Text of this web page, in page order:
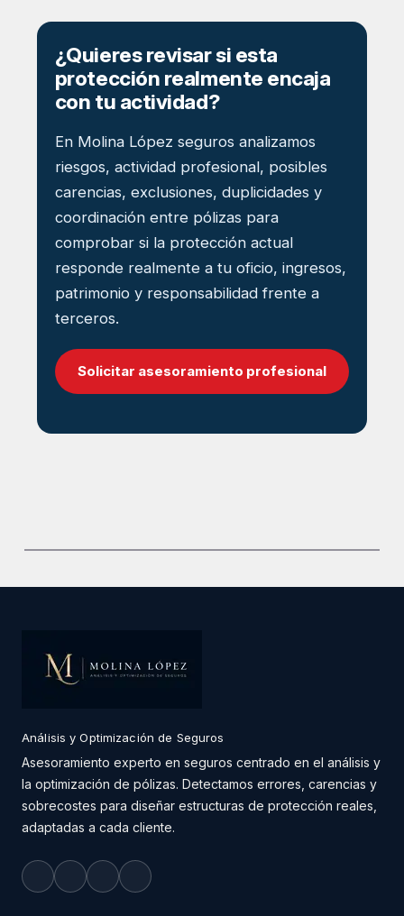
¿Quieres revisar si esta
protección realmente encaja
con tu actividad?
En Molina López seguros analizamos
riesgos, actividad profesional, posibles
carencias, exclusiones, duplicidades y
coordinación entre pólizas para
comprobar si la protección actual
responde realmente a tu oficio, ingresos,
patrimonio y responsabilidad frente a
terceros.
Solicitar asesoramiento profesional
Análisis y Optimización de Seguros
Asesoramiento experto en seguros centrado en el análisis y
la optimización de pólizas. Detectamos errores, carencias y
sobrecostes para diseñar estructuras de protección reales,
adaptadas a cada cliente.